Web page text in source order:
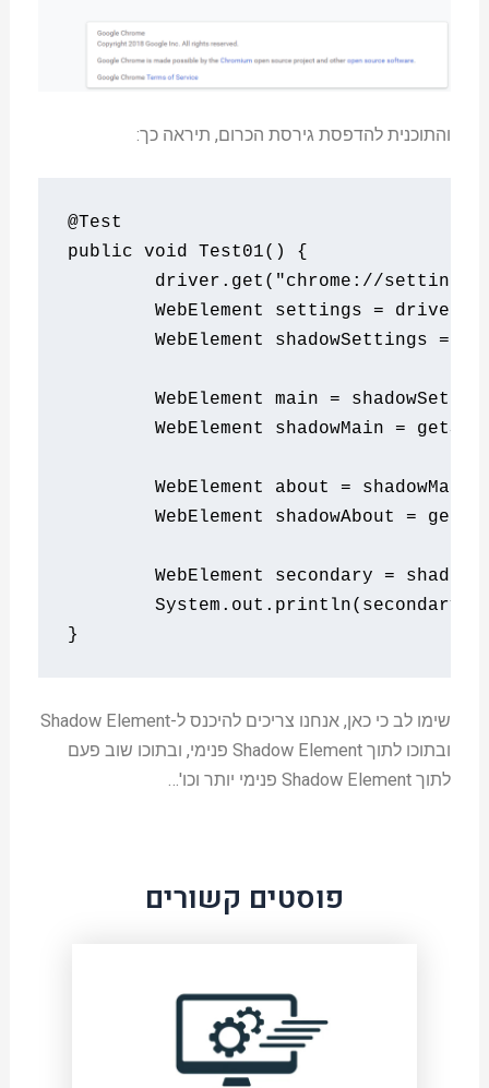
והתוכנית להדפסת גירסת הכרום, תיראה כך:
@Test
public void Test01() {
        driver
. get ( "chrome://settings/
WebElement settings = driver
WebElement shadowSettings =
WebElement main =
WebElement shadowMain =
WebElement about = shadowMain
WebElement shadowAbout =
WebElement secondary =
System . out . println( secondary
}
שימו לב כי כאן, אנחנו צריכים להיכנס ל-Shadow Element
ובתוכו לתוך Shadow Element פנימי, ובתוכו שוב פעם
לתוך Shadow Element פנימי יותר וכו'…
פוסטים קשורים